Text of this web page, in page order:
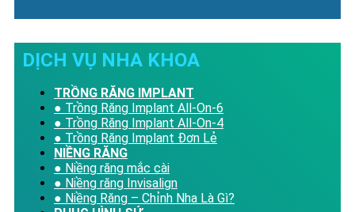
DỊCH VỤ NHA KHOA
TRỒNG RĂNG IMPLANT
● Trồng Răng Implant All-On-6
● Trồng Răng Implant All-On-4
● Trồng Răng Implant Đơn Lẻ
NIỀNG RĂNG
● Niềng răng mắc cài
● Niềng răng Invisalign
● Niềng Răng – Chỉnh Nha Là Gì?